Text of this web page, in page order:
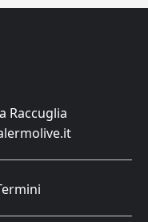
Raccuglia